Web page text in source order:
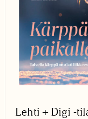
Lehti + Digi -